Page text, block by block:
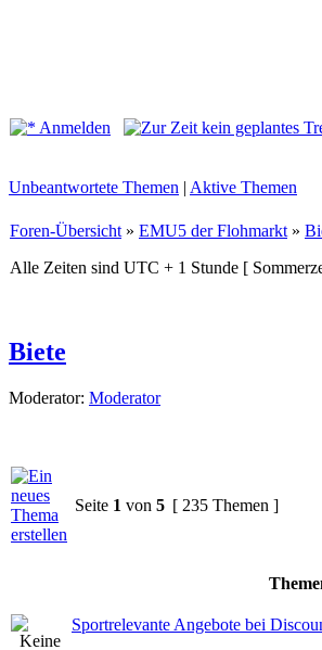
Anmelden
Unbeantwortete Themen | Aktive Themen
Foren-Übersicht » EMU5 der Flohmarkt »
Alle Zeiten sind UTC + 1 Stunde [
Biete
Moderator: Moderator
Seite 1 von 5 [ 235 Themen ]
Sportrelevante Angebote bei